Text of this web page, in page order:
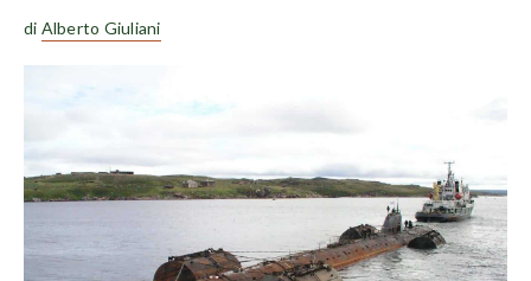
di Alberto Giuliani